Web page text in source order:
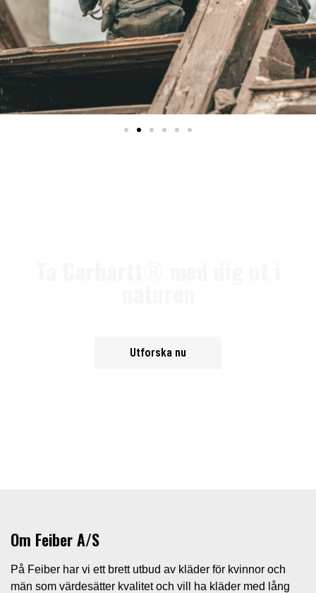
Utforska nu
Om Feiber A/S
På Feiber har vi ett brett utbud av kläder för kvinnor och
män som värdesätter kvalitet och vill ha kläder med lång